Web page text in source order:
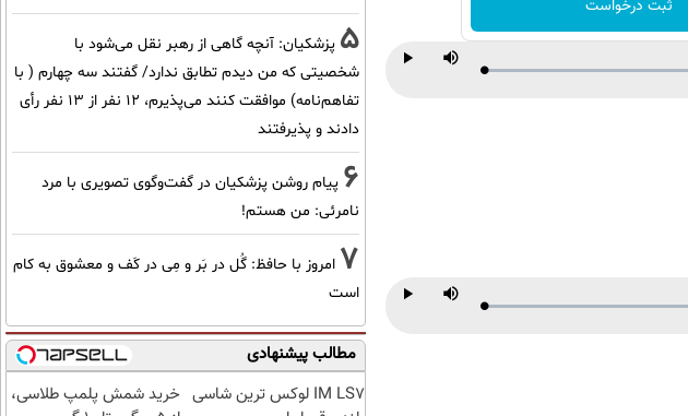
ثبت درخواست
Loaded:
Progress:
Loaded:
Progress:
5 پزشکیان‌: آنچه گاهی از رهبر نقل می‌شود با
شخصیتی که من دیدم تطابق ندارد/ گفتند سه چهارم ( با
تفاهم‌نامه) موافقت کنند می‌پذیرم، 12 نفر از 13 نفر رأی
دادند و پذیرفتند
6 پیام روشن پزشکیان در گفت‌و‌گوی تصویری با مرد
نامرئی: من هستم!
7 امروز با حافظ: گُل در بَر و مِی در کَف و معشوق به کام
است
مطالب پیشنهادی
IM LS7 لوکس ترین شاسی خرید شمش پلمپ طلاسی،